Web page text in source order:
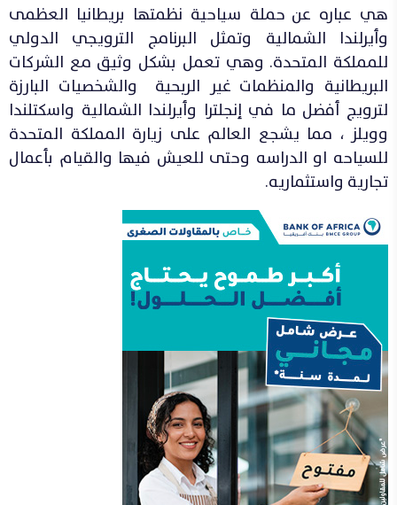
هي عباره عن حملة سياحية نظمتها بريطانيا العظمى
وأيرلندا الشمالية وتمثل البرنامج الترويجي الدولي
للمملكة المتحدة. وهي تعمل بشكل وثيق مع الشركات
البريطانية والمنظمات غير الربحية والشخصيات البارزة
لترويج أفضل ما في إنجلترا وأيرلندا الشمالية واسكتلندا
وويلز ، مما يشجع العالم على زيارة المملكة المتحدة
للسياحه او الدراسه وحتى للعيش فيها والقيام بأعمال
تجارية واستثماريه.